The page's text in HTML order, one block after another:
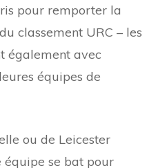
pour remporter la
classement URC – les
également avec
équipes de
ou de Leicester
se bat pour